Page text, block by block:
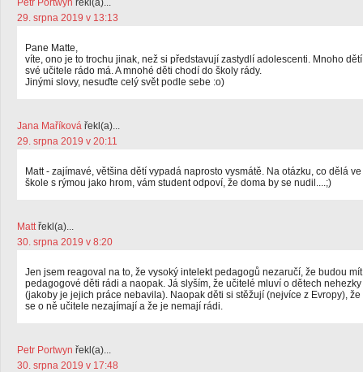
Petr Portwyn řekl(a)...
29. srpna 2019 v 13:13
Pane Matte,
víte, ono je to trochu jinak, než si představují zastydlí adolescenti. Mnoho dětí
své učitele rádo má. A mnohé děti chodí do školy rády.
Jinými slovy, nesuďte celý svět podle sebe :o)
Jana Maříková řekl(a)...
29. srpna 2019 v 20:11
Matt - zajímavé, většina dětí vypadá naprosto vysmátě. Na otázku, co dělá ve
škole s rýmou jako hrom, vám student odpoví, že doma by se nudil....;)
Mattřekl(a)...
30. srpna 2019 v 8:20
Jen jsem reagoval na to, že vysoký intelekt pedagogů nezaručí, že budou mít
pedagogové děti rádi a naopak. Já slyším, že učitelé mluví o dětech nehezky
(jakoby je jejich práce nebavila). Naopak děti si stěžují (nejvíce z Evropy), že
se o ně učitele nezajímají a že je nemají rádi.
Petr Portwyn řekl(a)...
30. srpna 2019 v 17:48